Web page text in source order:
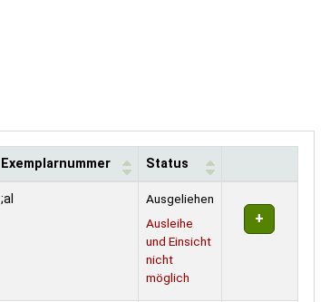
Exemplarnummer Status
;al
Ausgeliehen
Ausleihe
und Einsicht
nicht
möglich